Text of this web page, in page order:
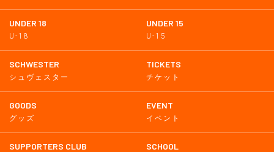
UNDER 18
U-18
UNDER 15
U-15
SCHWESTER
シュヴェスター
TICKETS
チケット
GOODS
グッズ
EVENT
イベント
SUPPORTERS CLUB SCHOOL